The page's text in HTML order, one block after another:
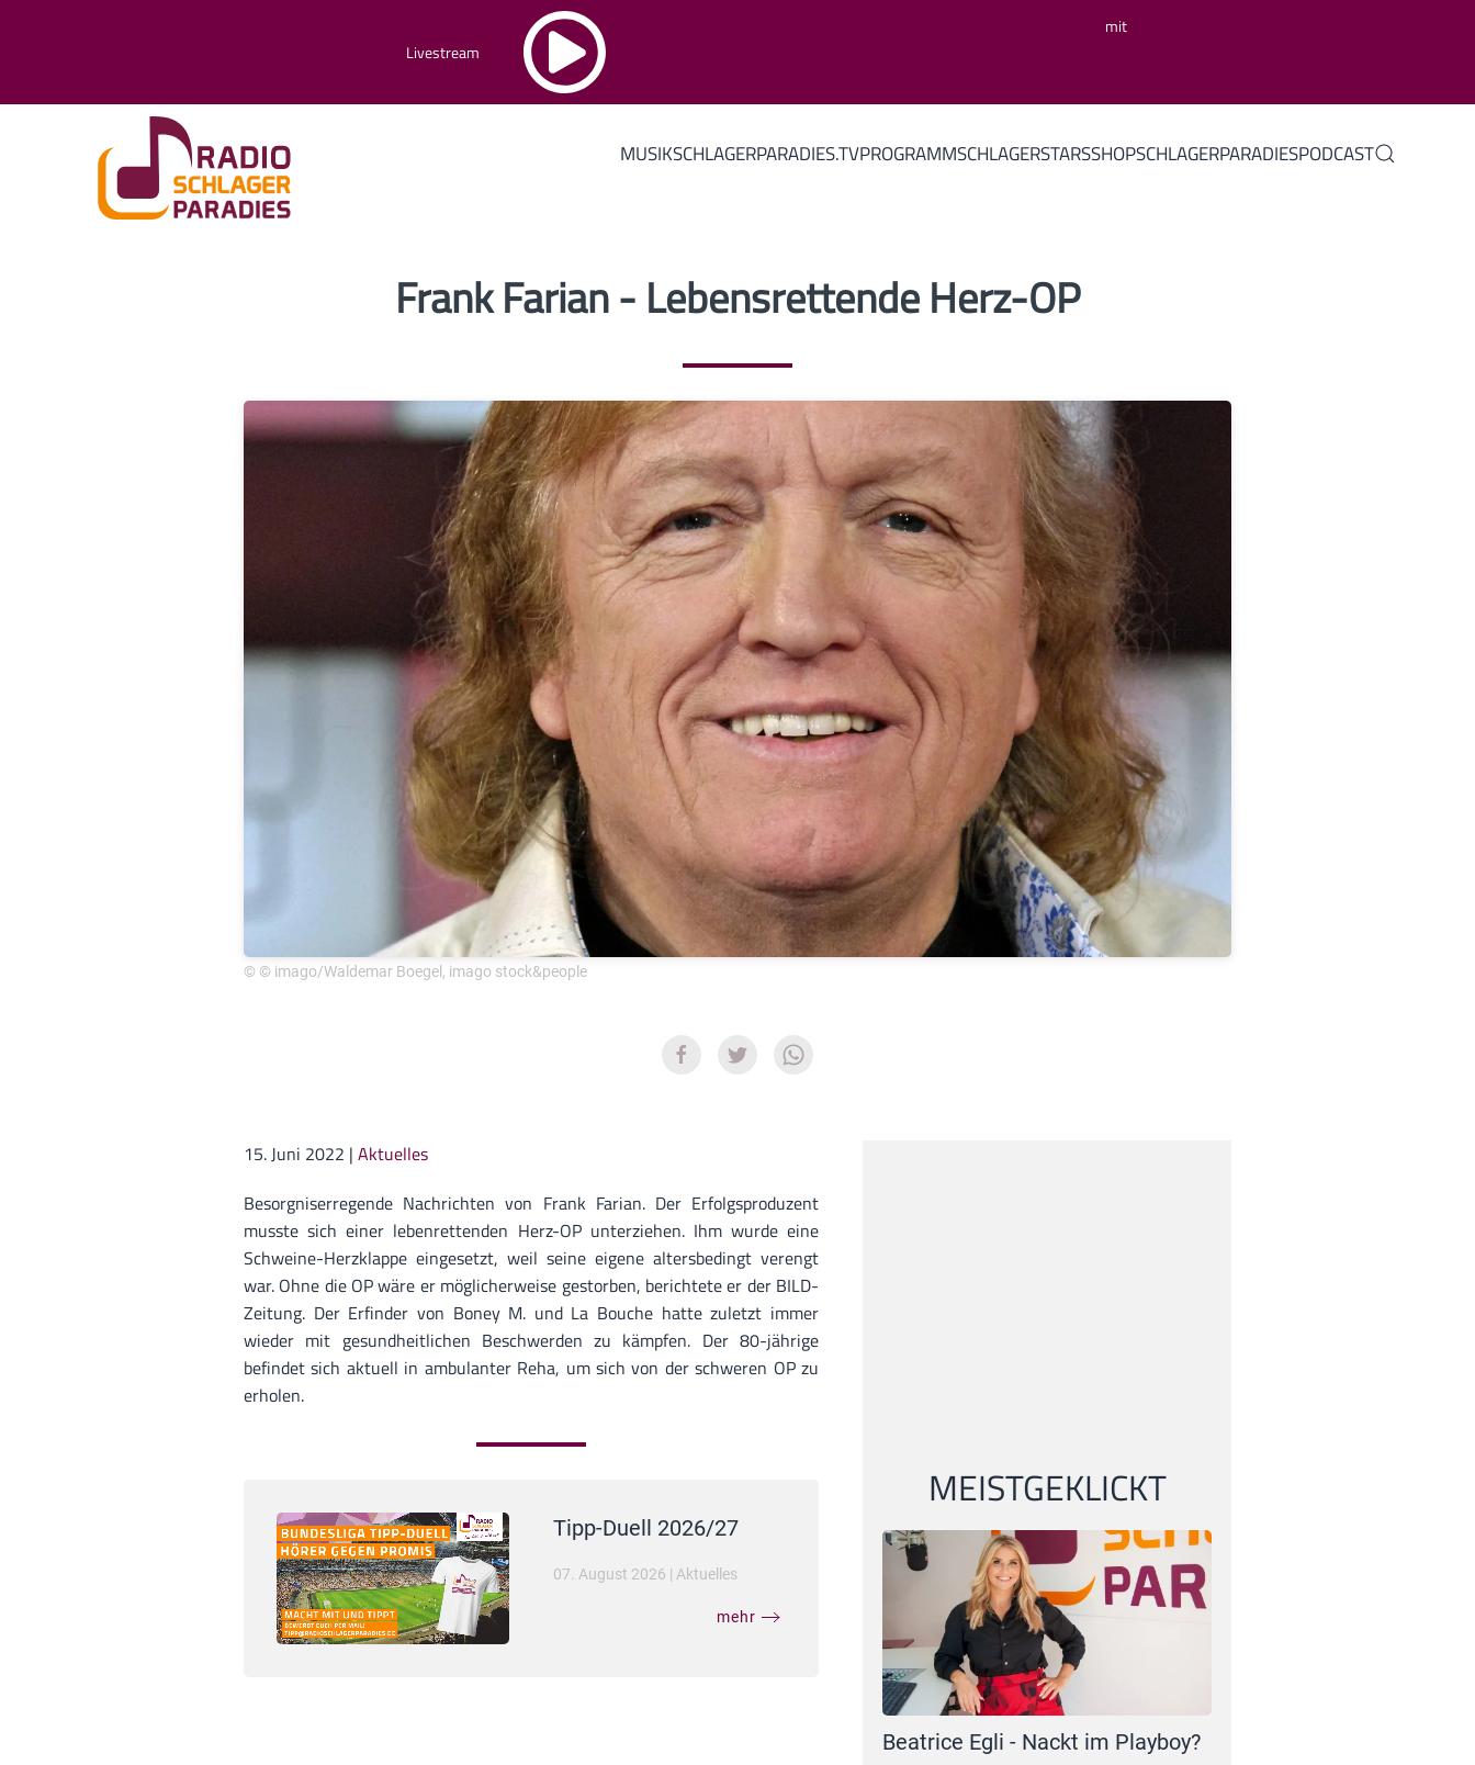
Livestream
mit
MUSIKSCHLAGERPARADIES.TVPROGRAMMSCHLAGERSTARSSHOPSCHLAGERPARADIESPODCAST
Frank Farian - Lebensrettende Herz-OP
© © imago/Waldemar Boegel, imago stock&people
15. Juni 2022 | Aktuelles
Besorgniserregende Nachrichten von Frank Farian. Der Erfolgsproduzent
musste sich einer lebenrettenden Herz-OP unterziehen. Ihm wurde eine
Schweine-Herzklappe eingesetzt, weil seine eigene altersbedingt verengt
war. Ohne die OP wäre er möglicherweise gestorben, berichtete er der BILD-
Zeitung. Der Erfinder von Boney M. und La Bouche hatte zuletzt immer
wieder mit gesundheitlichen Beschwerden zu kämpfen. Der 80-jährige
befindet sich aktuell in ambulanter Reha, um sich von der schweren OP zu
erholen.
Tipp-Duell 2026/27
07. August 2026 | Aktuelles
mehr
MEISTGEKLICKT
Beatrice Egli - Nackt im Playboy?